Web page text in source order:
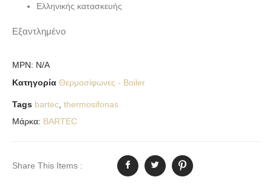
Ελληνικής κατασκευής
Εξαντλημένο
MPN: N/A
Κατηγορία Θερμοσίφωνες - Boiler
Tags bartec thermosifonas
Μάρκα: BARTEC
Share This Items :